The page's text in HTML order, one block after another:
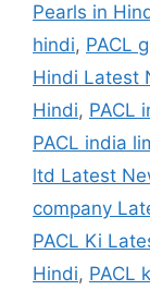
Pearls in
hindi, PACL
Hindi Latest
Hindi, PACL
PACL india
ltd Latest
company
PACL Ki
Hindi, PACL